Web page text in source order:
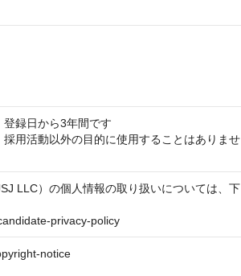
録日から3年間です
用活動以外の目的に使用することはありませ
LLC）の個人情報の取り扱いについては、下
privacy-policy
notice